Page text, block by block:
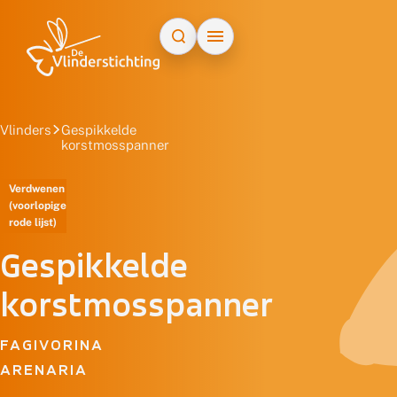
Vlinders
Gespikkelde
korstmosspanner
Verdwenen
(voorlopige
rode lijst)
Gespikkelde
korstmosspanner
FAGIVORINA
ARENARIA